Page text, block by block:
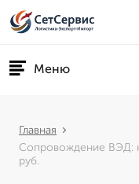
Меню
Главная
Сопровождение ВЭД:
руб.